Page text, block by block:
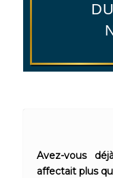
Avez-vous
affectait plus